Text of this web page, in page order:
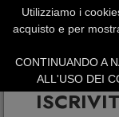
Utilizziamo i
acquisto e per
CONTINUANDO A
ALL'USO DEI